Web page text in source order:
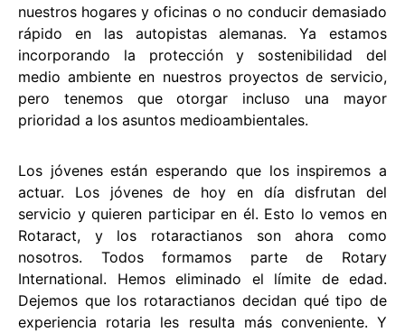
nuestros hogares y oficinas o no conducir demasiado
rápido en las autopistas alemanas. Ya estamos
incorporando la protección y sostenibilidad del
medio ambiente en nuestros proyectos de servicio,
pero tenemos que otorgar incluso una mayor
prioridad a los asuntos medioambientales.
Los jóvenes están esperando que los inspiremos a
actuar. Los jóvenes de hoy en día disfrutan del
servicio y quieren participar en él. Esto lo vemos en
Rotaract, y los rotaractianos son ahora como
nosotros. Todos formamos parte de Rotary
International. Hemos eliminado el límite de edad.
Dejemos que los rotaractianos decidan qué tipo de
experiencia rotaria les resulta más conveniente. Y